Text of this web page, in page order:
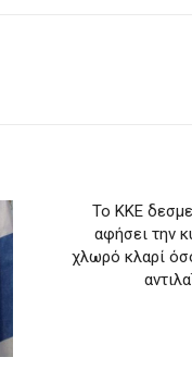
Το ΚΚΕ
αφήσει την
χλωρό κλαρί